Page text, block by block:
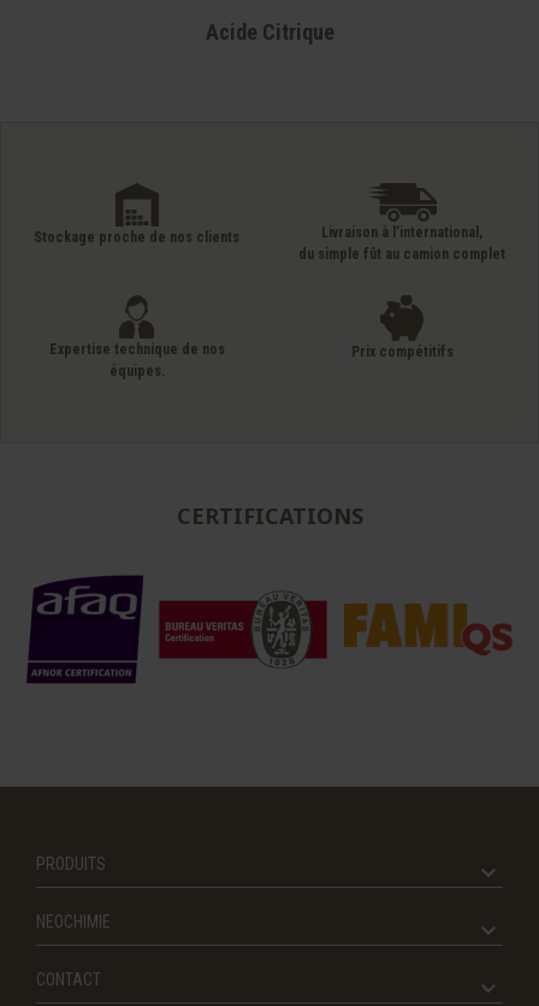
Acide Citrique
Stockage proche de nos clients
Livraison à l’international,
du simple fût au camion complet
Expertise technique de nos
équipes.
Prix compétitifs
CERTIFICATIONS
PRODUITS
NEOCHIMIE
CONTACT